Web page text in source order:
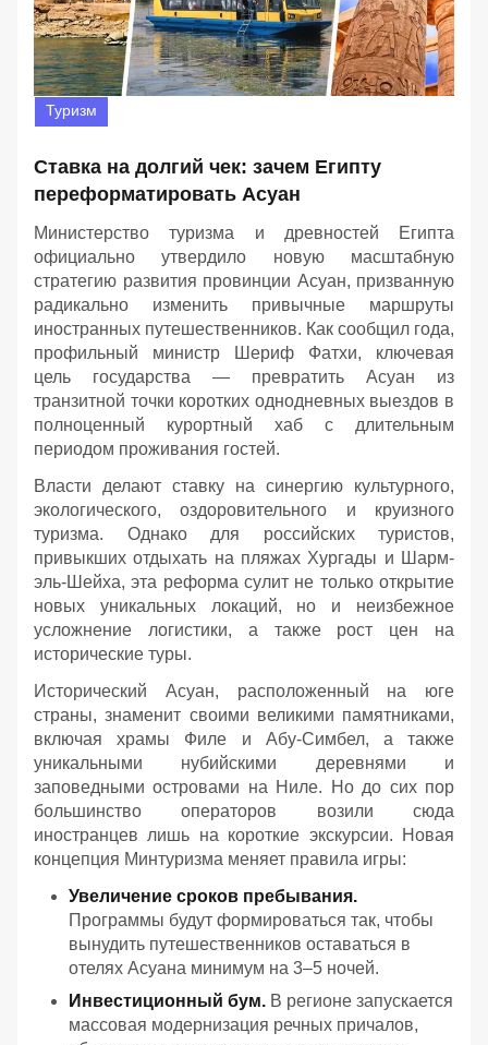
Туризм
Ставка на долгий чек: зачем Египту
переформатировать Асуан
Министерство туризма и древностей Египта
официально утвердило новую масштабную
стратегию развития провинции Асуан, призванную
радикально изменить привычные маршруты
иностранных путешественников. Как сообщил года,
профильный министр Шериф Фатхи, ключевая
цель государства — превратить Асуан из
транзитной точки коротких однодневных выездов в
полноценный курортный хаб с длительным
периодом проживания гостей.
Власти делают ставку на синергию культурного,
экологического, оздоровительного и круизного
туризма. Однако для российских туристов,
привыкших отдыхать на пляжах Хургады и Шарм-
эль-Шейха, эта реформа сулит не только открытие
новых уникальных локаций, но и неизбежное
усложнение логистики, а также рост цен на
исторические туры.
Исторический Асуан, расположенный на юге
страны, знаменит своими великими памятниками,
включая храмы Филе и Абу-Симбел, а также
уникальными нубийскими деревнями и
заповедными островами на Ниле. Но до сих пор
большинство операторов возили сюда
иностранцев лишь на короткие экскурсии. Новая
концепция Минтуризма меняет правила игры:
Увеличение сроков пребывания.
Программы будут формироваться так, чтобы
вынудить путешественников оставаться в
отелях Асуана минимум на 3–5 ночей.
Инвестиционный бум. В регионе запускается
массовая модернизация речных причалов,